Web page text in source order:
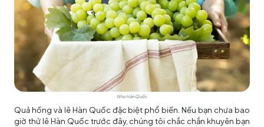
Nho Hàn Quốc
Quả hồng và lê Hàn Quốc đặc biệt phổ biến. Nếu bạn chưa bao
giờ thử lê Hàn Quốc trước đây, chúng tôi chắc chắn khuyên bạn